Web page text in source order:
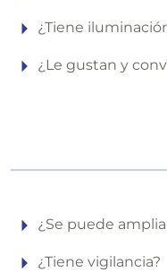
¿Tiene
¿Le gustan y
¿Se puede
¿Tiene vigilancia?